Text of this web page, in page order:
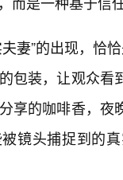
妻”的出现，恰
包装，让观众
享的咖啡香，
镜头捕捉到的